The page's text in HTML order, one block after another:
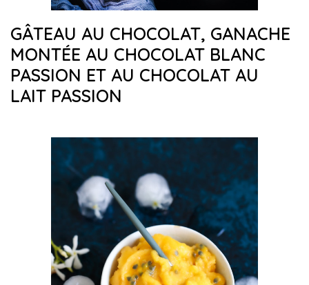
GÂTEAU AU CHOCOLAT, GANACHE
MONTÉE AU CHOCOLAT BLANC
PASSION ET AU CHOCOLAT AU
LAIT PASSION